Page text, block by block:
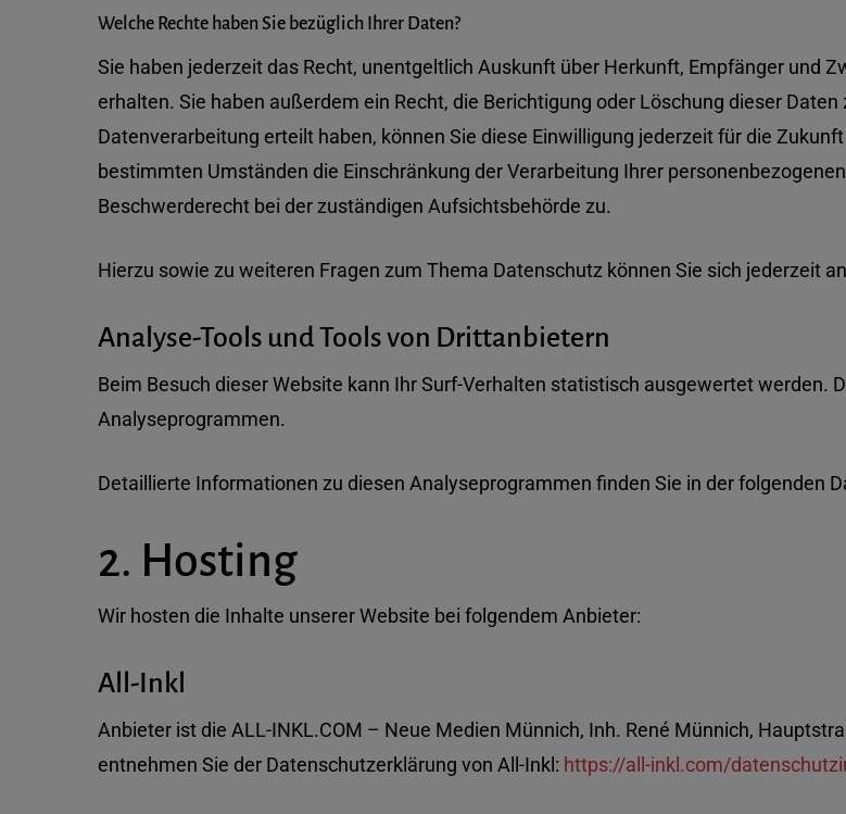
Welche Rechte haben Sie bezüglich Ihrer Daten?
Sie haben jederzeit das Recht, unentgeltlich Auskunft über Herkunft, Empfänger und
erhalten. Sie haben außerdem ein Recht, die Berichtigung oder Löschung dieser
Datenverarbeitung erteilt haben, können Sie diese Einwilligung jederzeit für die
bestimmten Umständen die Einschränkung der Verarbeitung Ihrer
Beschwerderecht bei der zuständigen Aufsichtsbehörde zu.
Hierzu sowie zu weiteren Fragen zum Thema Datenschutz können Sie sich jederzeit
Analyse-Tools und Tools von Dritt­anbietern
Beim Besuch dieser Website kann Ihr Surf-Verhalten statistisch ausgewertet werden.
Analyseprogrammen.
Detaillierte Informationen zu diesen Analyseprogrammen finden Sie in der folgenden
2. Hosting
Wir hosten die Inhalte unserer Website bei folgendem Anbieter:
All-Inkl
Anbieter ist die ALL-INKL.COM – Neue Medien Münnich, Inh. René Münnich,
entnehmen Sie der Datenschutzerklärung von All-Inkl: https://all-inkl.com/